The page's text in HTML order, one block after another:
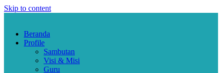
Skip to content
Beranda
Profile
Sambutan
Visi & Misi
Guru